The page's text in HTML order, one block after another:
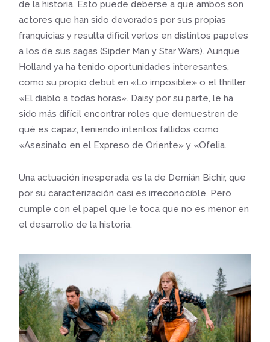
de la historia. Esto puede deberse a que ambos son
actores que han sido devorados por sus propias
franquicias y resulta difícil verlos en distintos papeles
a los de sus sagas (Sipder Man y Star Wars). Aunque
Holland ya ha tenido oportunidades interesantes,
como su propio debut en «Lo imposible» o el thriller
«El diablo a todas horas». Daisy por su parte, le ha
sido más difícil encontrar roles que demuestren de
qué es capaz, teniendo intentos fallidos como
«Asesinato en el Expreso de Oriente» y «Ofelia.
Una actuación inesperada es la de Demián Bichir, que
por su caracterización casi es irreconocible. Pero
cumple con el papel que le toca que no es menor en
el desarrollo de la historia.